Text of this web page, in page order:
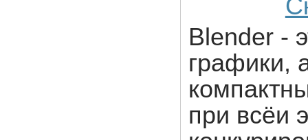
Blender -
графики,
при всёи